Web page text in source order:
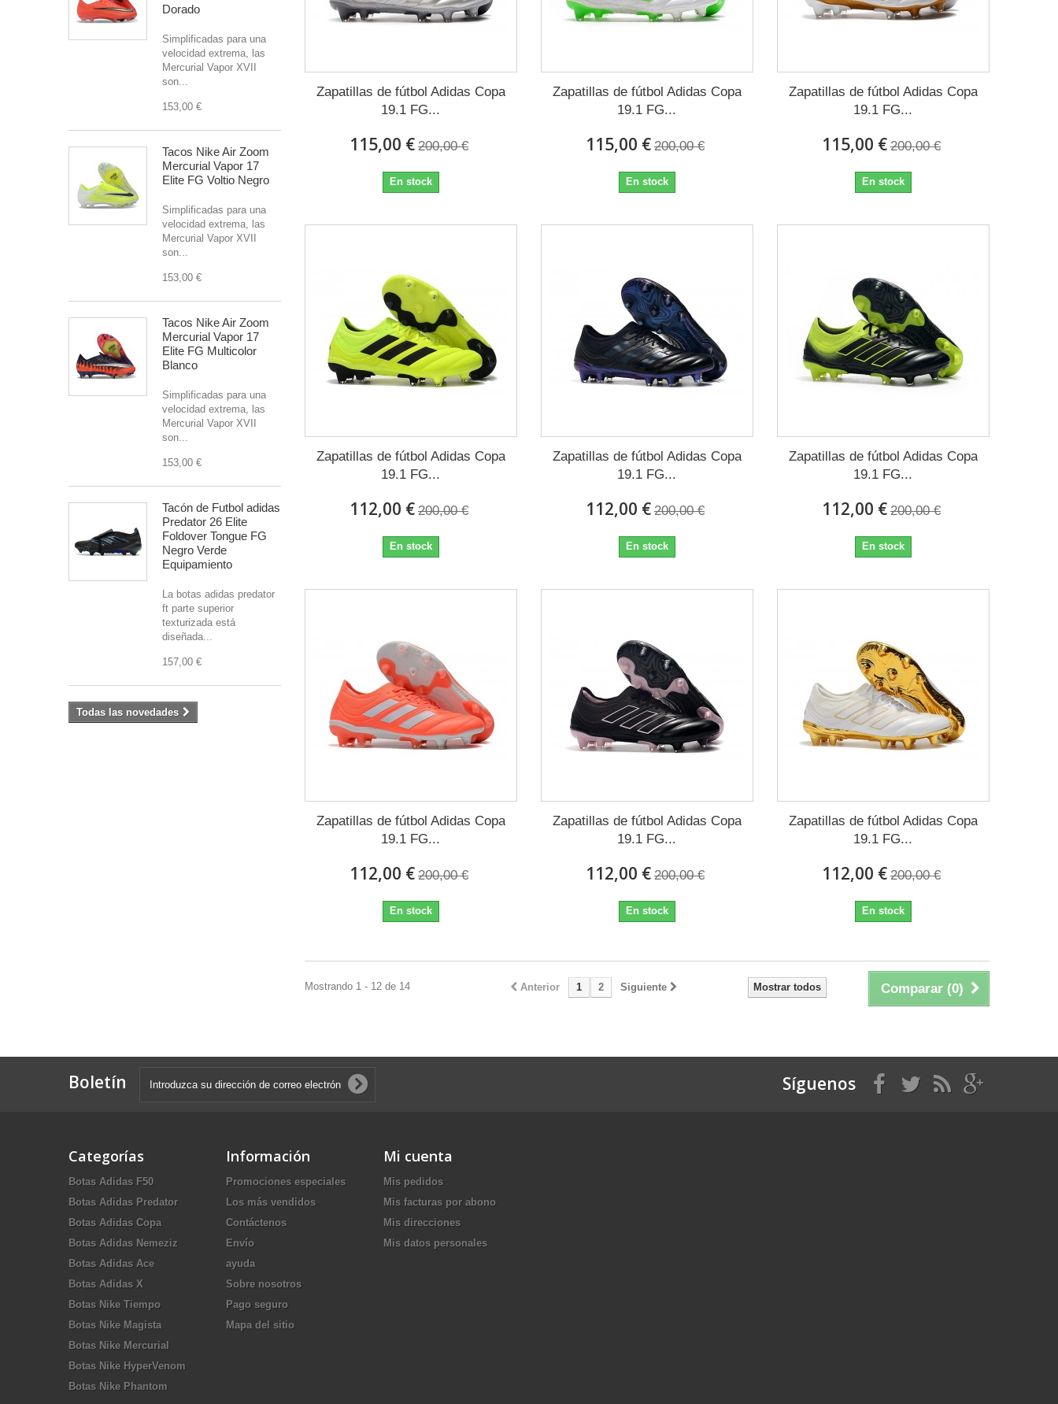
Dorado
Simplificadas para una
velocidad extrema, las
Mercurial Vapor XVII
son...
153,00 €
Tacos Nike Air Zoom
Mercurial Vapor 17
Elite FG Voltio Negro
Simplificadas para una
velocidad extrema, las
Mercurial Vapor XVII
son...
153,00 €
Tacos Nike Air Zoom
Mercurial Vapor 17
Elite FG Multicolor
Blanco
Simplificadas para una
velocidad extrema, las
Mercurial Vapor XVII
son...
153,00 €
Tacón de Futbol adidas
Predator 26 Elite
Foldover Tongue FG
Negro Verde
Equipamiento
La botas adidas predator
ft parte superior
texturizada está
diseñada...
157,00 €
Todas las novedades
Zapatillas de fútbol Adidas Copa
19.1 FG...
115,00 € 200,00 €
En stock
Zapatillas de fútbol Adidas Copa
19.1 FG...
115,00 € 200,00 €
En stock
Zapatillas de fútbol Adidas Copa
19.1 FG...
115,00 € 200,00 €
En stock
Zapatillas de fútbol Adidas Copa
19.1 FG...
112,00 € 200,00 €
En stock
Zapatillas de fútbol Adidas Copa
19.1 FG...
112,00 € 200,00 €
En stock
Zapatillas de fútbol Adidas Copa
19.1 FG...
112,00 € 200,00 €
En stock
Zapatillas de fútbol Adidas Copa
19.1 FG...
112,00 € 200,00 €
En stock
Zapatillas de fútbol Adidas Copa
19.1 FG...
112,00 € 200,00 €
En stock
Zapatillas de fútbol Adidas Copa
19.1 FG...
112,00 € 200,00 €
En stock
Comparar (0)
Mostrar todos
Anterior 1 2 Siguiente
Mostrando 1 - 12 de 14
Boletín Síguenos
Categorías
Botas Adidas F50
Botas Adidas Predator
Botas Adidas Copa
Botas Adidas Nemeziz
Botas Adidas Ace
Botas Adidas X
Botas Nike Tiempo
Botas Nike Magista
Botas Nike Mercurial
Botas Nike HyperVenom
Botas Nike Phantom
Información
Promociones especiales
Los más vendidos
Contáctenos
Envío
ayuda
Sobre nosotros
Pago seguro
Mapa del sitio
Mi cuenta
Mis pedidos
Mis facturas por abono
Mis direcciones
Mis datos personales